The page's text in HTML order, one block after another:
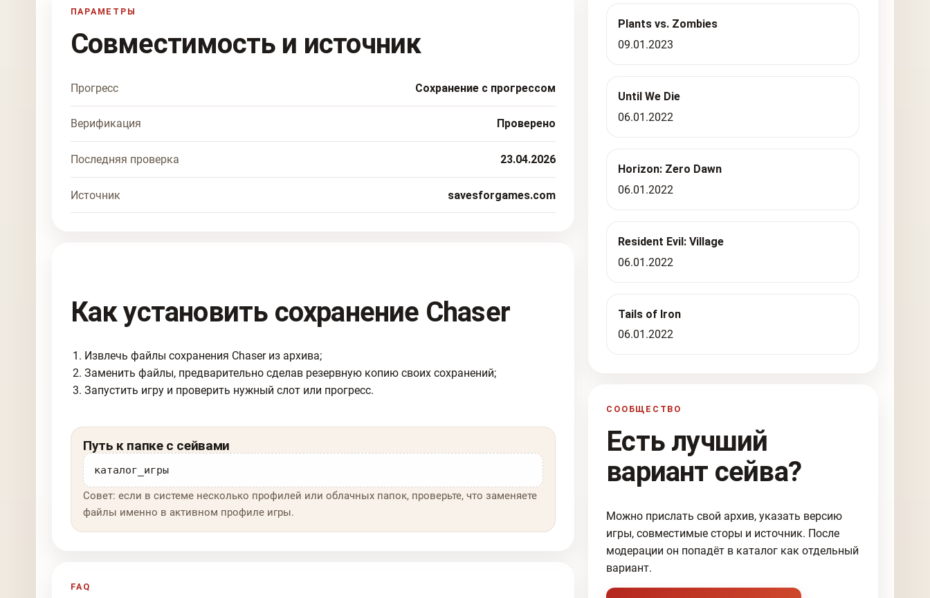
ПАРАМЕТРЫ
Совместимость и источник
Прогресс Сохранение с прогрессом
Верификация Проверено
Последняя проверка 23.04.2026
Источник savesforgames.com
Как установить сохранение Chaser
Извлечь файлы сохранения Chaser из архива;
Заменить файлы, предварительно сделав резервную копию своих сохранений;
Запустить игру и проверить нужный слот или прогресс.
Путь к папке с сейвами
каталог_игры
Совет: если в системе несколько профилей или облачных папок, проверьте, что заменяете
файлы именно в активном профиле игры.
FAQ
Plants vs. Zombies
09.01.2023
Until We Die
06.01.2022
Horizon: Zero Dawn
06.01.2022
Resident Evil: Village
06.01.2022
Tails of Iron
06.01.2022
СООБЩЕСТВО
Есть лучший
вариант сейва?
Можно прислать свой архив, указать версию
игры, совместимые сторы и источник. После
модерации он попадёт в каталог как отдельный
вариант.